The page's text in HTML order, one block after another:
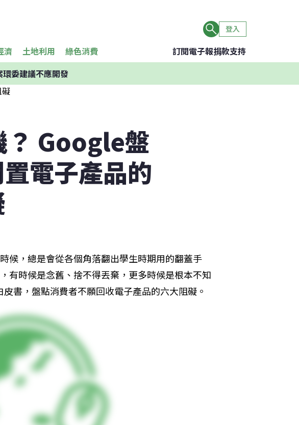
登入
濟 土地利用 綠色消費 訂閱電子報捐款支持
委建議不應開發
？ Google盤
電子產品的
候，總是會從各個角落翻出學生時期用的翻蓋手
有時候是念舊、捨不得丟棄，更多時候是根本不知
書，盤點消費者不願回收電子產品的六大阻礙。